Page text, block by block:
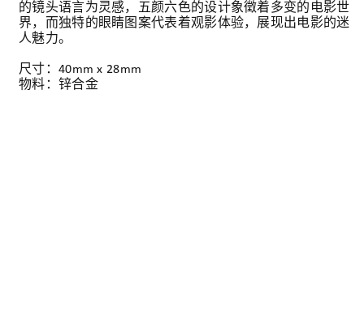
的镜头语言为灵感，五颜六色的设计象徵着多变的电影世
界，而独特的眼睛图案代表着观影体验，展现出电影的迷
人魅力。
尺寸：40mm x 28mm
物料：锌合金